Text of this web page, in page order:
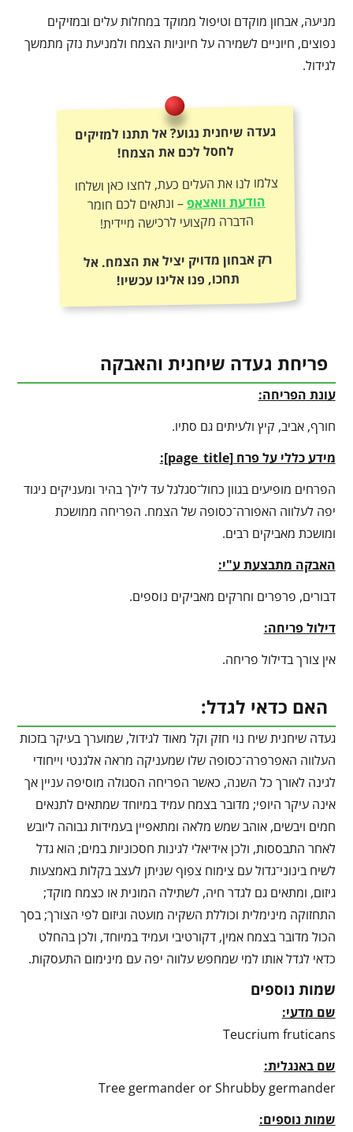
מניעה, אבחון מוקדם וטיפול ממוקד במחלות עלים ובמזיקים
נפוצים, חיוניים לשמירה על חיוניות הצמח ולמניעת נזק מתמשך
לגידול.
געדה שיחנית נגוע? אל תתנו למזיקים
לחסל לכם את הצמח!
צלמו לנו את העלים כעת, לחצו כאן ושלחו
הודעת וואצאפ– ונתאים לכם חומר
הדברה מקצועי לרכישה מיידית!
רק אבחון מדויק יציל את הצמח. אל
תחכו, פנו אלינו עכשיו!
פריחת געדה שיחנית והאבקה
עונת הפריחה:
חורף, אביב, קיץ ולעיתים גם סתיו.
מידע כללי על פרח [page_title
]:
הפרחים מופיעים בגוון כחול־סגלגל עד לילך בהיר ומעניקים ניגוד
יפה לעלווה האפורה־כסופה של הצמח. הפריחה ממושכת
ומושכת מאביקים רבים.
האבקה מתבצעת ע"י:
דבורים, פרפרים וחרקים מאביקים נוספים.
דילול פריחה:
אין צורך בדילול פריחה.
האם כדאי לגדל:
געדה שיחנית שיח נוי חזק וקל מאוד לגידול, שמוערך בעיקר בזכות
העלווה האפרפרה־כסופה שלו שמעניקה מראה אלגנטי וייחודי
לגינה לאורך כל השנה, כאשר הפריחה הסגולה מוסיפה עניין אך
אינה עיקר היופי; מדובר בצמח עמיד במיוחד שמתאים לתנאים
חמים ויבשים, אוהב שמש מלאה ומתאפיין בעמידות גבוהה ליובש
לאחר התבססות, ולכן אידיאלי לגינות חסכוניות במים; הוא גדל
לשיח בינוני־גדול עם צימוח צפוף שניתן לעצב בקלות באמצעות
גיזום, ומתאים גם לגדר חיה, לשתילה המונית או כצמח מוקד;
התחזוקה מינימלית וכוללת השקיה מועטה וגיזום לפי הצורך; בסך
הכול מדובר בצמח אמין, דקורטיבי ועמיד במיוחד, ולכן בהחלט
כדאי לגדל אותו למי שמחפש עלווה יפה עם מינימום התעסקות.
שמות נוספים
שם מדעי:
Teucrium fruticans
שם באנגלית:
Tree germander or Shrubby germander
שמות נוספים: